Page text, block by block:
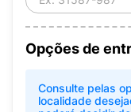
Opções de
Consulte pelas
localidade